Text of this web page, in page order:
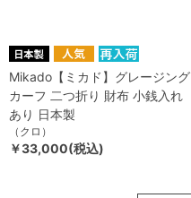
Mikado【ミカド】グレージング
カーフ 二つ折り 財布 小銭入れ
あり 日本製
（クロ）
￥33,000(税込)